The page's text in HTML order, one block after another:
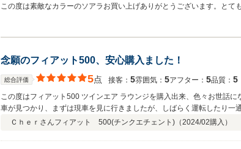
この度は素敵なカラーのソアラお買い上げありがとうございます。と
念願のフィアット500、安心購入ました！
総合評価 5点 接客： 5雰囲気： 5アフター： 5品質： 5
この度はフィアット500 ツインエア ラウンジを購入出来、色々お世話
車が見つかり、まずは現車を見に行きましたが、しばらく運転したり
ーナーで、車好きな方だと意気投合し、気がつけばあっという間に１
ーナーです！ 納車後も快適に調子良くドライブしています(^-^)/ 友達や
Ｃｈｅｒさんフィアット 500(チンクエチェント)（2024/02購入）